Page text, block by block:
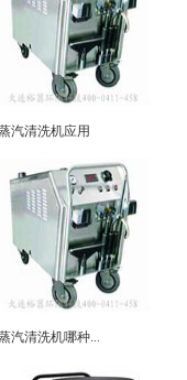
汽清洗机应用
汽清洗机哪种...